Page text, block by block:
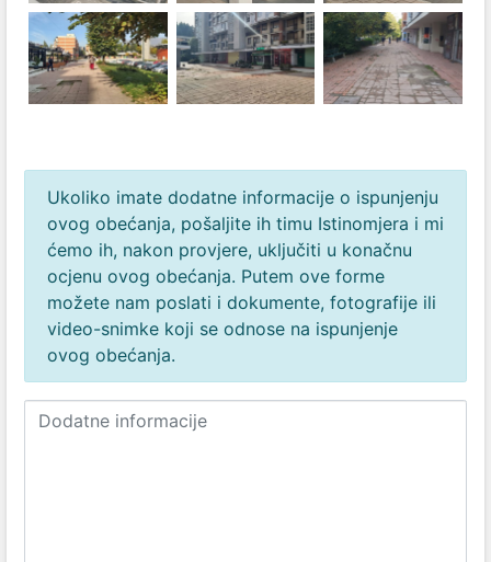
Ukoliko imate dodatne informacije o ispunjenju
ovog obećanja, pošaljite ih timu Istinomjera i mi
ćemo ih, nakon provjere, uključiti u konačnu
ocjenu ovog obećanja. Putem ove forme
možete nam poslati i dokumente, fotografije ili
video-snimke koji se odnose na ispunjenje
ovog obećanja.